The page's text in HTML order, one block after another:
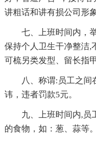
讲粗话和讲有损公司形
七、上班时间内，
保持个人卫生干净整洁,
可梳另类发型、留长指
八、称谓:员工之间
讳，违者罚款5元。
九、上班时间内,员
的食物，如：葱、蒜等